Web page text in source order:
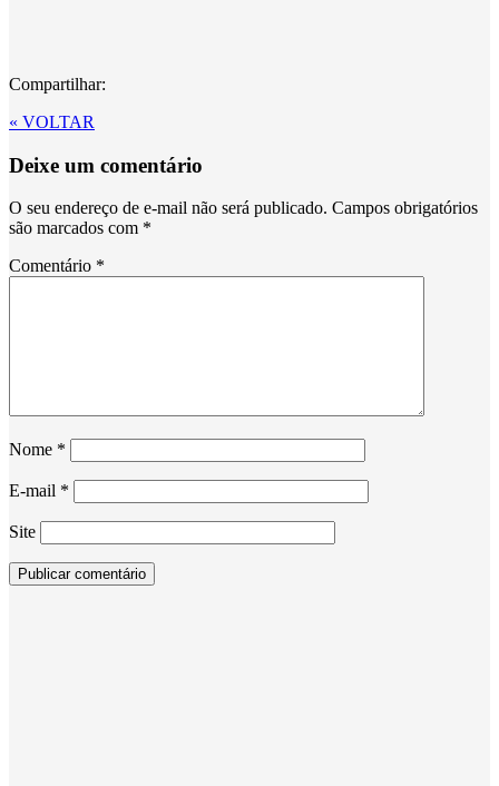
Compartilhar:
« VOLTAR
Deixe um comentário
O seu endereço de e-mail não será publicado. Campos obrigatórios
são marcados com *
Comentário *
Nome *
E-mail *
Site